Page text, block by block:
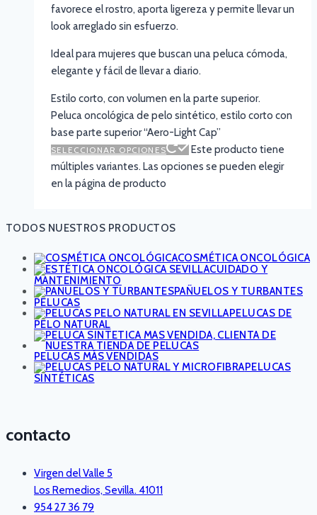
favorece el rostro, aporta ligereza y permite llevar un
look arreglado sin esfuerzo.
Ideal para mujeres que buscan una peluca cómoda,
elegante y fácil de llevar a diario.
Estilo corto, con volumen en la parte superior.
Peluca oncológica de pelo sintético, estilo corto con
base parte superior “Aero-Light Cap”
SELECCIONAR OPCIONES
Este producto tiene
múltiples variantes. Las opciones se pueden elegir
en la página de producto
TODOS NUESTROS PRODUCTOS
COSMÉTICA ONCOLÓGICA
CUIDADO Y
MANTENIMIENTO
PAÑUELOS Y TURBANTES
PELUCAS
PELUCAS DE
PELO NATURAL
PELUCAS MÁS VENDIDAS
PELUCAS
SINTÉTICAS
contacto
Virgen del Valle 5
Los Remedios, Sevilla. 41011
954 27 36 79